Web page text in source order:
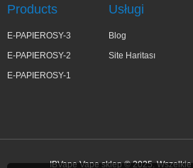
Products
E-PAPIEROSY-3
E-PAPIEROSY-2
E-PAPIEROSY-1
Usługi
Blog
Site Haritası
IBVape Vape sklep © 2025.